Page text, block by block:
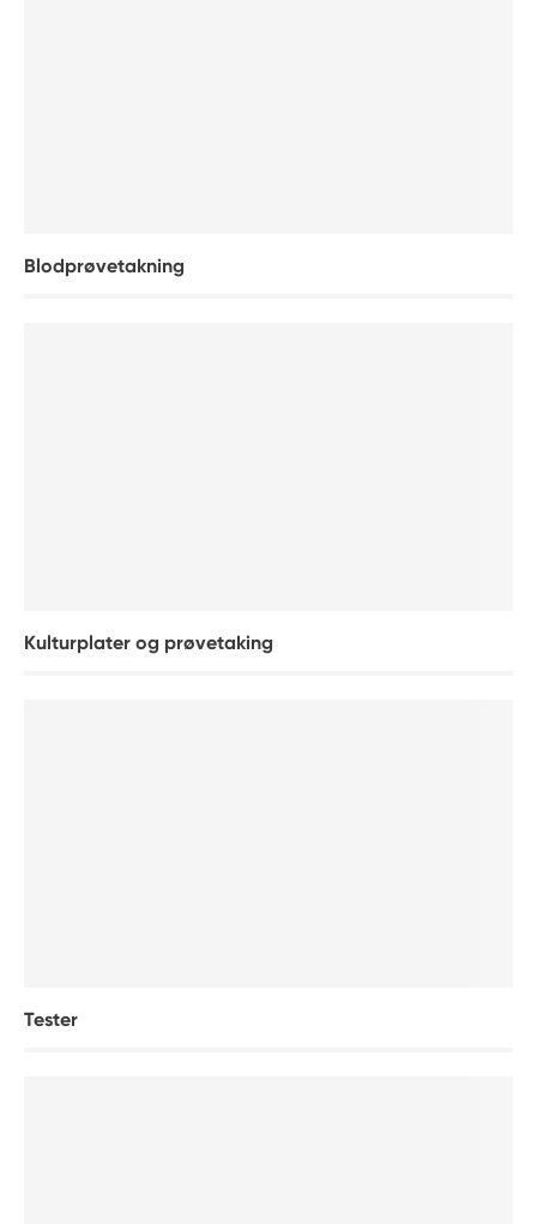
Blodprøvetakning
Kulturplater og prøvetaking
Tester